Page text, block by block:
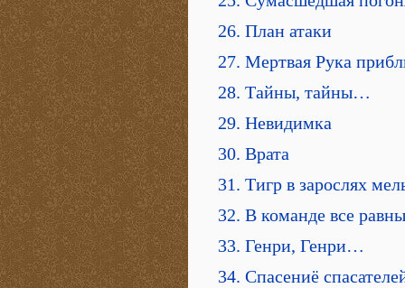
26. План атаки
27. Мертвая Рука
28. Тайны, тайны…
29. Невидимка
30. Врата
31. Тигр в зарослях
32. В команде все равны
33. Генри, Генри…
34. Спасениё